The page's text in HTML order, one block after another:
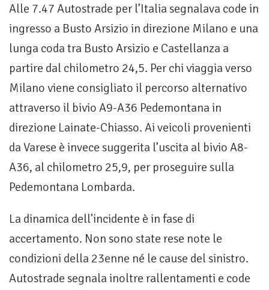
Alle 7.47 Autostrade per l’Italia segnalava code in
ingresso a Busto Arsizio in direzione Milano e una
lunga coda tra Busto Arsizio e Castellanza a
partire dal chilometro 24,5. Per chi viaggia verso
Milano viene consigliato il percorso alternativo
attraverso il bivio A9-A36 Pedemontana in
direzione Lainate-Chiasso. Ai veicoli provenienti
da Varese è invece suggerita l’uscita al bivio A8-
A36, al chilometro 25,9, per proseguire sulla
Pedemontana Lombarda.
La dinamica dell’incidente è in fase di
accertamento. Non sono state rese note le
condizioni della 23enne né le cause del sinistro.
Autostrade segnala inoltre rallentamenti e code